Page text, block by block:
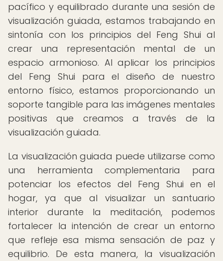
pacífico y equilibrado durante una sesión de
visualización guiada, estamos trabajando en
sintonía con los principios del Feng Shui al
crear una representación mental de un
espacio armonioso. Al aplicar los principios
del Feng Shui para el diseño de nuestro
entorno físico, estamos proporcionando un
soporte tangible para las imágenes mentales
positivas que creamos a través de la
visualización guiada.
La visualización guiada puede utilizarse como
una herramienta complementaria para
potenciar los efectos del Feng Shui en el
hogar, ya que al visualizar un santuario
interior durante la meditación, podemos
fortalecer la intención de crear un entorno
que refleje esa misma sensación de paz y
equilibrio. De esta manera, la visualización